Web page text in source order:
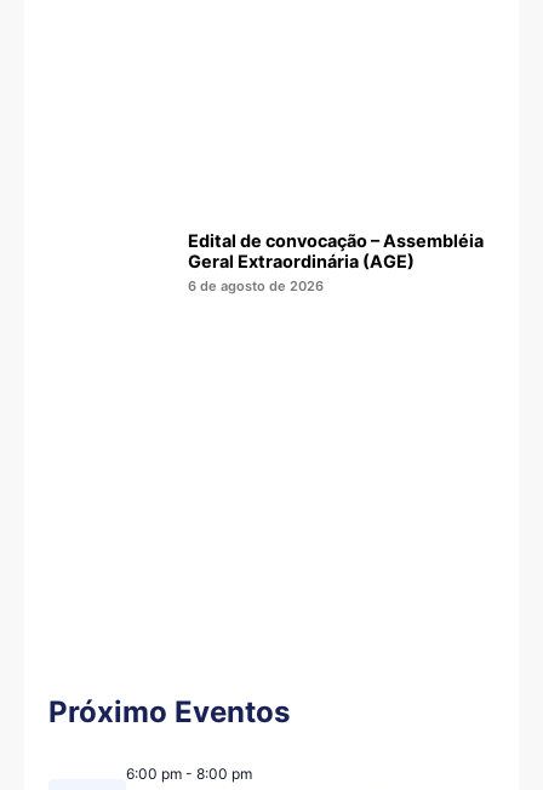
Edital de convocação – Assembléia
Geral Extraordinária (AGE)
6 de agosto de 2026
Próximo Eventos
6:00 pm - 8:00 pm